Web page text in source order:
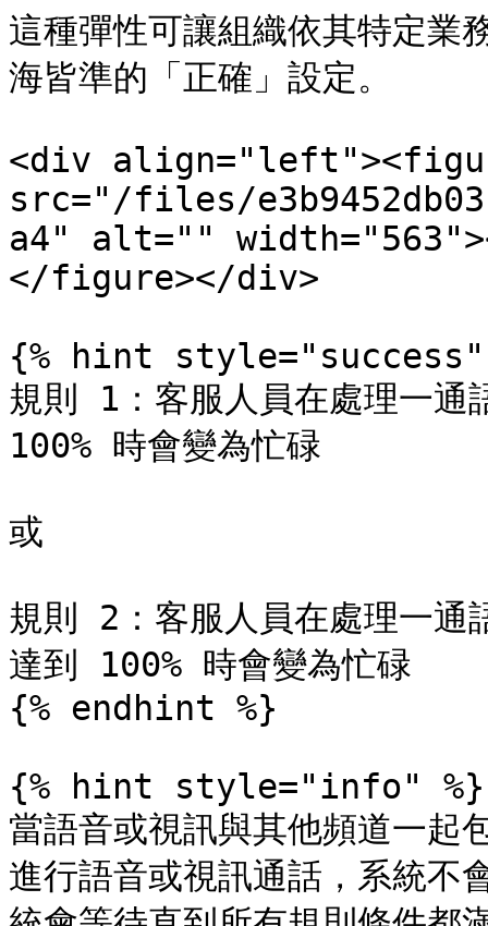
這種彈性可讓組織依其特定業
海皆準的「正確」設定。
<div
src="/files/
a4" alt=""
</figure></div>
{% hint style="success"
規則 1：客服人員在處理一通
100% 時會變為忙碌
或
規則 2：客服人員在處理一通
達到 100% 時會變為忙碌
{% endhint %}
{% hint style="info" %}
當語音或視訊與其他頻道一起
進行語音或視訊通話，系統不